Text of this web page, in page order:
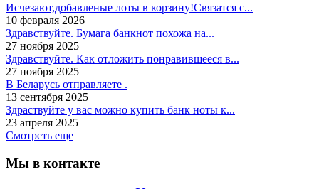
Исчезают,добавленые лоты в корзину!Связатся с...
10 февраля 2026
Здравствуйте. Бумага банкнот похожа на...
27 ноября 2025
Здравствуйте. Как отложить понравившееся в...
27 ноября 2025
В Беларусь отправляете .
13 сентября 2025
Здраствуйте у вас можно купить банк ноты к...
23 апреля 2025
Смотреть еще
Мы в контакте